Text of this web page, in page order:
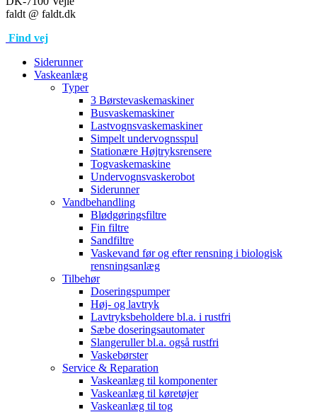
faldt @ faldt.dk
Find vej
Siderunner
Vaskeanlæg
Typer
3 Børstevaskemaskiner
Busvaskemaskiner
Lastvognsvaskemaskiner
Simpelt undervognsspul
Stationære Højtryksrensere
Togvaskemaskine
Undervognsvaskerobot
Siderunner
Vandbehandling
Blødgøringsfiltre
Fin filtre
Sandfiltre
Vaskevand før og efter rensning i biologisk
rensningsanlæg
Tilbehør
Doseringspumper
Høj- og lavtryk
Lavtryksbeholdere bl.a. i rustfri
Sæbe doseringsautomater
Slangeruller bl.a. også rustfri
Vaskebørster
Service & Reparation
Vaskeanlæg til komponenter
Vaskeanlæg til køretøjer
Vaskeanlæg til tog